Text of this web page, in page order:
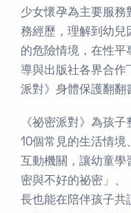
少女懷孕為主要服務
務經歷，理解到幼兒
的危險情境，在性平
導與出版社各界合作
派對》身體保護翻翻
《祕密派對》為孩
10個常見的生活情境
互動機關，讓幼童學
密與不好的祕密」、
長也能在陪伴孩子共